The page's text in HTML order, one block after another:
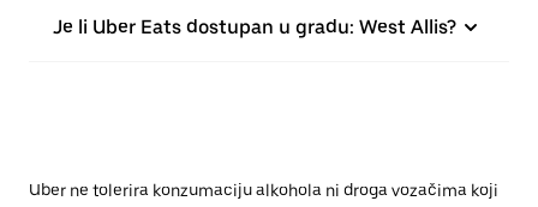
Je li Uber Eats dostupan u gradu: West Allis?
Uber ne tolerira konzumaciju alkohola ni droga vozačima koji